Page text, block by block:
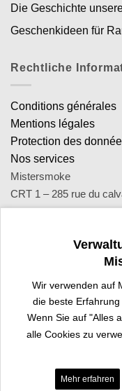
Die Geschichte
Geschenkideen für
Rechtliche
Conditions générales
Mentions légales
Protection des
Nos services
Mistersmoke
CRT 1 – 285 rue du
SA Royal Distribution -
Contact : notre équipe
lundi au vendredi de 9h
Credit
Wir verwenden auf
die beste
Wenn Sie auf "Alles
alle Cookies zu
Mehr erfahren